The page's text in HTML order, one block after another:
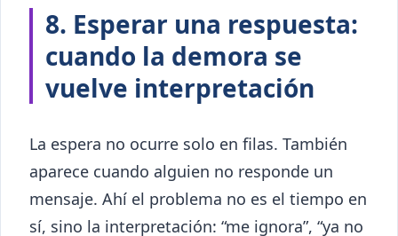
8. Esperar una respuesta:
cuando la demora se
vuelve interpretación
La espera no ocurre solo en filas. También
aparece cuando alguien no responde un
mensaje. Ahí el problema no es el tiempo en
sí, sino la interpretación: “me ignora”, “ya no